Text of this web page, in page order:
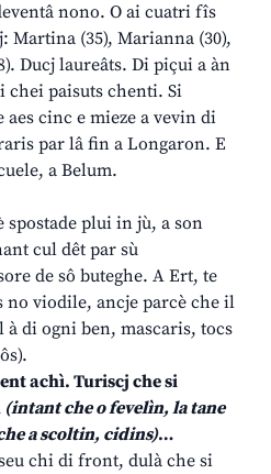
nono. O ai cuatri fîs
Martina (35), Marianna (30),
Ducj laureâts. Di piçui a àn
chei paisuts chenti. Si
aes cinc e mieze a vevin di
par lâ fin a Longaron. E
a Belum.
spostade plui in jù, a son
cul dêt par sù
de sô buteghe. A Ert, te
viodile, ancje parcè che il
di ogni ben, mascaris, tocs
achì. Turiscj che si
(intant che o fevelìn, la tane
a scoltin, cidins)…
chi di front, dulà che si